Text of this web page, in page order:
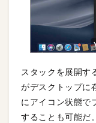
スタックを展開す
がデスクトップに
にアイコン状態で
することも可能だ。